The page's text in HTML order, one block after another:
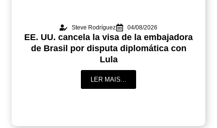
Steve Rodríguez 04/08/2026
EE. UU. cancela la visa de la embajadora
de Brasil por disputa diplomática con
Lula
LER MAIS...